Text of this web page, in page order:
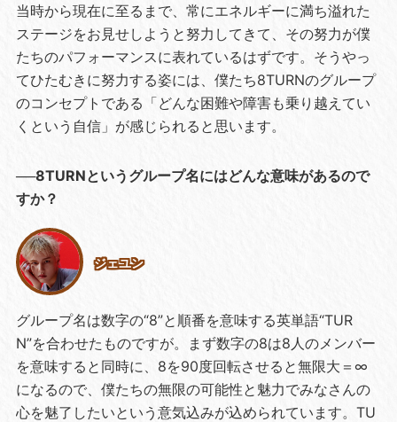
当時から現在に至るまで、常にエネルギーに満ち溢れた
ステージをお見せしようと努力してきて、その努力が僕
たちのパフォーマンスに表れているはずです。そうやっ
てひたむきに努力する姿には、僕たち8TURNのグループ
のコンセプトである「どんな困難や障害も乗り越えてい
くという自信」が感じられると思います。
──8TURNというグループ名にはどんな意味があるので
すか？
ジェユン
グループ名は数字の“8”と順番を意味する英単語“TUR
N”を合わせたものですが。まず数字の8は8人のメンバー
を意味すると同時に、8を90度回転させると無限大＝∞
になるので、僕たちの無限の可能性と魅力でみなさんの
心を魅了したいという意気込みが込められています。TU